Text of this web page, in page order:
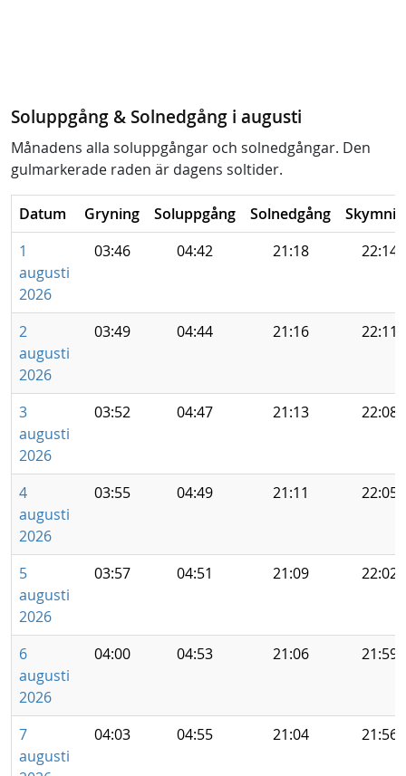
Soluppgång & Solnedgång i augusti
Månadens alla soluppgångar och solnedgångar. Den
gulmarkerade raden är dagens soltider.
Datum Gryning Soluppgång Solnedgång
1
augusti
2026
03:46 04:42 21:18 22:14
2
augusti
2026
03:49 04:44 21:16 22:11
3
augusti
2026
03:52 04:47 21:13 22:08
4
augusti
2026
03:55 04:49 21:11 22:05
5
augusti
2026
03:57 04:51 21:09 22:02
6
augusti
2026
04:00 04:53 21:06 21:59
7
augusti
04:03 04:55 21:04 21:56